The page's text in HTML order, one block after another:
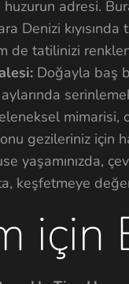
huzurun adresi.
Denizi
de tatilinizi
Doğayla baş
mimarisi,
gezileriniz için
yaşamınızda,
keşfetmeye